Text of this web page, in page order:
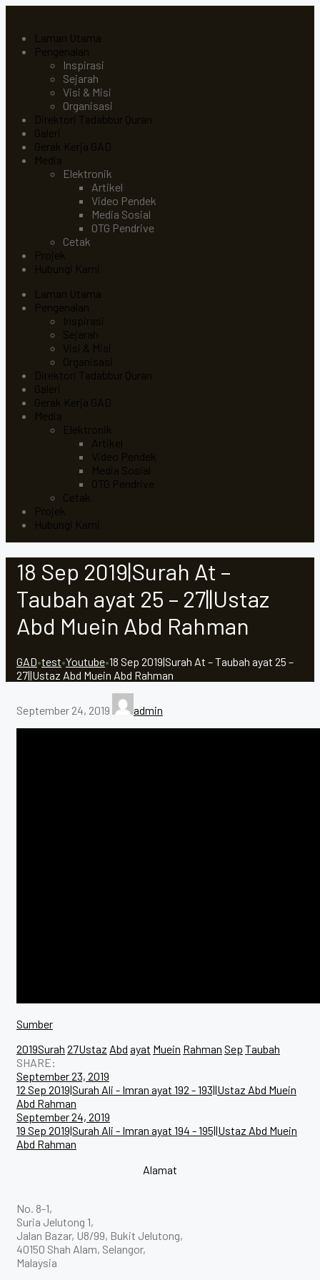
Laman Utama
Pengenalan
Inspirasi
Sejarah
Visi & Misi
Organisasi
Direktori Tadabbur Quran
Galeri
Gerak Kerja GAD
Media
Elektronik
Artikel
Video Pendek
Media Sosial
OTG Pendrive
Cetak
Projek
Hubungi Kami
Laman Utama
Pengenalan
Inspirasi
Sejarah
Visi & Misi
Organisasi
Direktori Tadabbur Quran
Galeri
Gerak Kerja GAD
Media
Elektronik
Artikel
Video Pendek
Media Sosial
OTG Pendrive
Cetak
Projek
Hubungi Kami
18 Sep 2019|Surah At –
Taubah ayat 25 – 27||Ustaz
Abd Muein Abd Rahman
GAD•test•Youtube•18 Sep 2019|Surah At – Taubah ayat 25 –
27||Ustaz Abd Muein Abd Rahman
September 24, 2019 admin
Sumber
2019Surah 27Ustaz Abd ayat Muein Rahman Sep Taubah
SHARE:
September 23, 2019
12 Sep 2019|Surah Ali - Imran ayat 192 - 193||Ustaz Abd Muein
Abd Rahman
September 24, 2019
19 Sep 2019|Surah Ali - Imran ayat 194 - 195||Ustaz Abd Muein
Abd Rahman
Alamat
No. 8-1,
Suria Jelutong 1,
Jalan Bazar, U8/99, Bukit Jelutong,
40150 Shah Alam, Selangor,
Malaysia